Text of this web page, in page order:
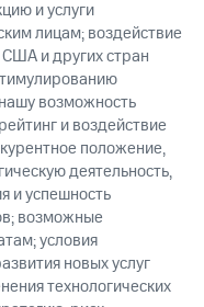
и услуги
лицам; воздействие
и других стран
возможность
и воздействие
положение,
деятельность,
и успешность
возможные
условия
новых услуг
технологических